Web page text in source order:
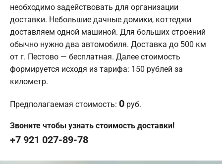
необходимо задействовать для организации
доставки. Небольшие дачные домики, коттеджи
доставляем одной машиной. Для больших строений
обычно нужно два автомобиля. Доставка до 500 км
от г. Пестово — бесплатная. Далее стоимость
формируется исходя из тарифа: 150 рублей за
километр.
Предполагаемая стоимость: 0 руб.
Звоните чтобы узнать стоимость доставки!
+7 921 027-89-78